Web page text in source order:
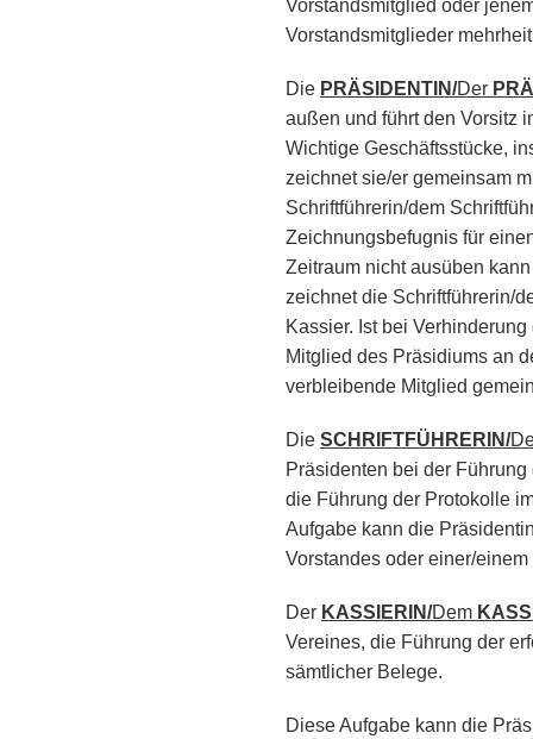
Vorstandsmitglied oder
Vorstandsmitglieder
Die PRÄSIDENTIN/Der
außen und führt den Vorsitz
Wichtige Geschäftsstücke,
zeichnet sie/er gemeinsam
Schriftführerin/dem
Zeichnungsbefugnis für
Zeitraum nicht ausüben
zeichnet die Schriftführerin/
Kassier. Ist bei
Mitglied des Präsidiums an
verbleibende Mitglied
Die SCHRIFTFÜHRERIN/
Präsidenten bei der
die Führung der Protokolle
Aufgabe kann die
Vorstandes oder einer/
Der KASSIERIN/Dem
Vereines, die Führung der
sämtlicher Belege.
Diese Aufgabe kann die